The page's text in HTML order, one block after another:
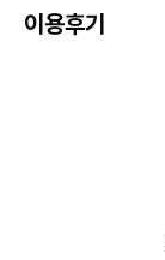
이용후기